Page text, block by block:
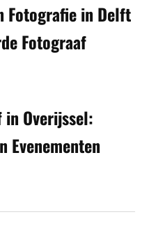
Fotografie in Delft
Fotograaf
in Overijssel:
Evenementen